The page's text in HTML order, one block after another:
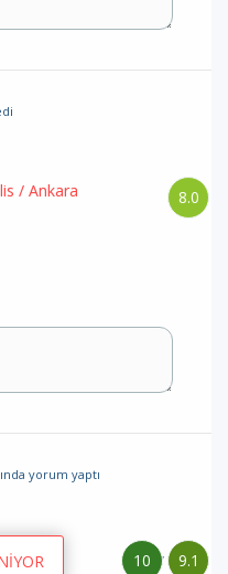
8.0
/ Ankara
yorum yaptı
9.1
/
10